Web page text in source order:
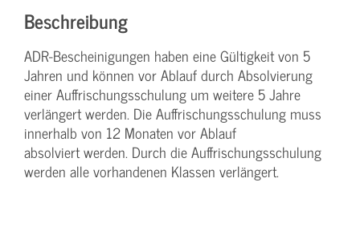
Beschreibung
ADR-Bescheinigungen haben eine Gültigkeit von 5
Jahren und können vor Ablauf durch Absolvierung
einer Auffrischungsschulung um weitere 5 Jahre
verlängert werden. Die Auffrischungsschulung muss
innerhalb von 12 Monaten vor Ablauf
absolviert werden. Durch die Auffrischungsschulung
werden alle vorhandenen Klassen verlängert.